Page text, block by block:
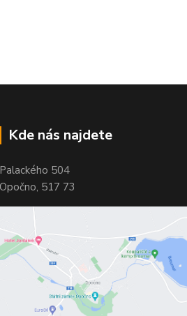
Kde nás najdete
Palackého 504
Opočno, 517 73